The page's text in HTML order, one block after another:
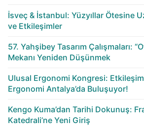
İsveç & İstanbul: Yüzyıllar Ötesine
ve Etkileşimler
57. Yahşibey Tasarım Çalışmaları:
Mekanı Yeniden Düşünmek
Ulusal Ergonomi Kongresi:
Ergonomi Antalya’da Buluşuyor!
Kengo Kuma’dan Tarihi Dokunuş:
Katedrali’ne Yeni Giriş